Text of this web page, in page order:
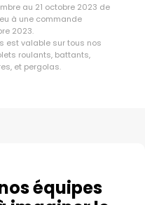
au 21 octobre 2023 de
à une commande
2023.
est valable sur tous nos
roulants, battants,
et pergolas.
équipes